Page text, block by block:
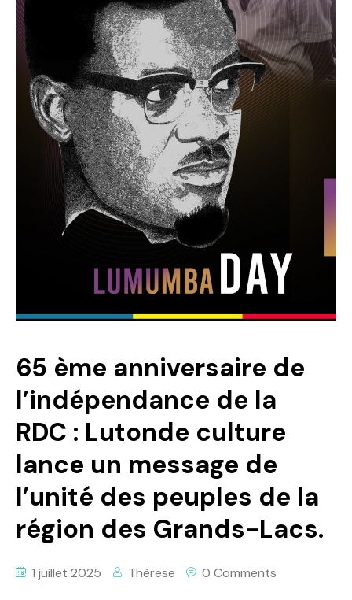
Technologies
Entreprenariat
65 ème anniversaire de
l’indépendance de la
RDC : Lutonde culture
lance un message de
l’unité des peuples de la
région des Grands-Lacs.
1 juillet 2025 Thèrese 0 Comments